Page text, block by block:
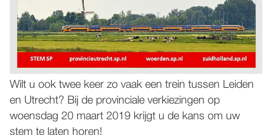
Wilt u ook twee keer zo vaak een trein tussen Leiden
en Utrecht? Bij de provinciale verkiezingen op
woensdag 20 maart 2019 krijgt u de kans om uw
stem te laten horen!